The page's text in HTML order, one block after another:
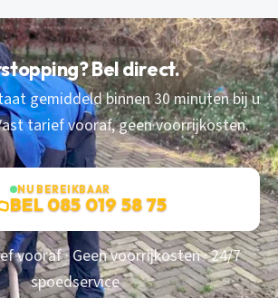
Bel direct.
gemiddeld binnen 30 minuten bij u
tarief vooraf, geen voorrijkosten.
NU BEREIKBAAR
BEL 085 019 58 75
vooraf · Geen voorrijkosten · 24/7
spoedservice